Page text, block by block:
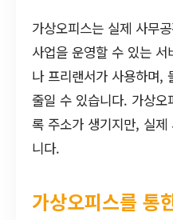
가상오피스는 실제 사무
사업을 운영할 수 있는
나 프리랜서가 사용하며,
줄일 수 있습니다. 가상
록 주소가 생기지만, 실
니다.
가상오피스를 통